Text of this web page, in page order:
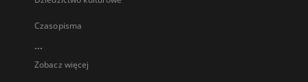
Czasopisma
...
Zobacz więcej